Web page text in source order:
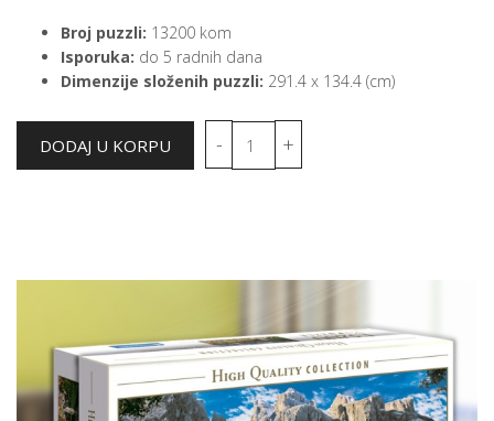
Broj puzzli: 13200 kom
Isporuka: do 5 radnih dana
Dimenzije složenih puzzli: 291.4 x 134.4 (cm)